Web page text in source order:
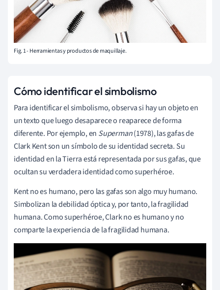
Fig. 1 - Herramientas y productos de maquillaje.
Cómo identificar el simbolismo
Para identificar el simbolismo, observa si hay un objeto en
un texto que luego desaparece o reaparece de forma
diferente. Por ejemplo, en Superman(1978), las gafas de
Clark Kent son un símbolo de su identidad secreta. Su
identidad en la Tierra está representada por sus gafas, que
ocultan su verdadera identidad como superhéroe.
Kent no es humano, pero las gafas son algo muy humano.
Simbolizan la debilidad óptica y, por tanto, la fragilidad
humana. Como superhéroe, Clark no es humano y no
comparte la experiencia de la fragilidad humana.